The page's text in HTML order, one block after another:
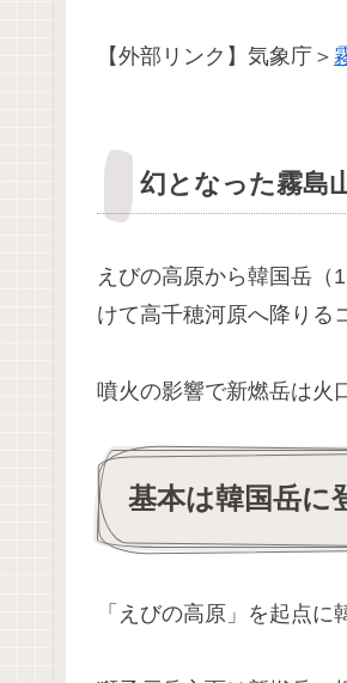
【外部リンク】気象庁＞
幻となった霧島
えびの高原から韓国岳（
けて高千穂河原へ降りる
噴火の影響で新燃岳は火
基本は韓国岳に
「えびの高原」を起点に